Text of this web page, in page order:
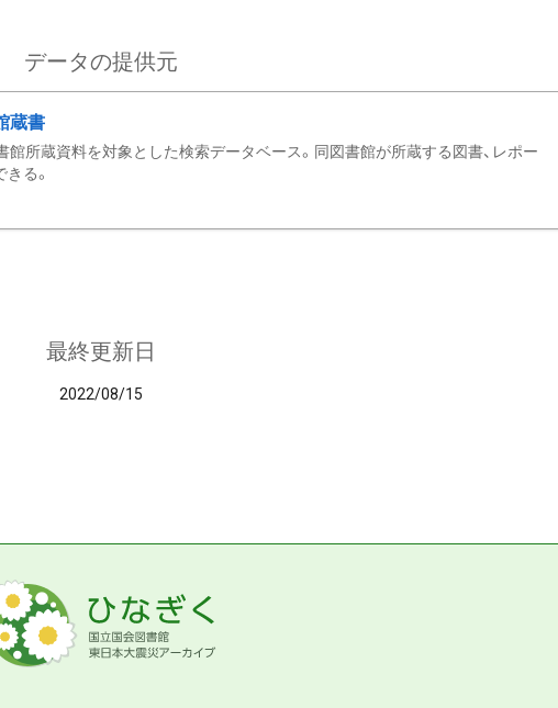
データの提供元
蔵書
所蔵資料を対象とした検索データベース。同図書館が所蔵する図書、レポー
る。
最終更新日
2022/08/15